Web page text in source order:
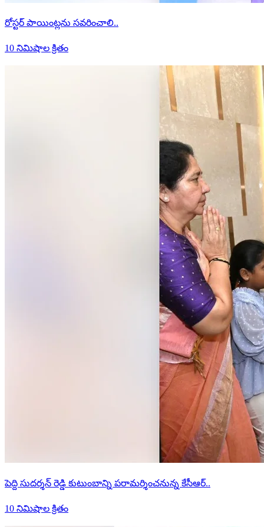
రోస్టర్ పాయింట్లను సవరించాలి..
10 నిమిషాల క్రితం
పెద్ది సుదర్శన్ రెడ్డి కుటుంబాన్ని పరామర్శించనున్న కేసీఆర్..
10 నిమిషాల క్రితం